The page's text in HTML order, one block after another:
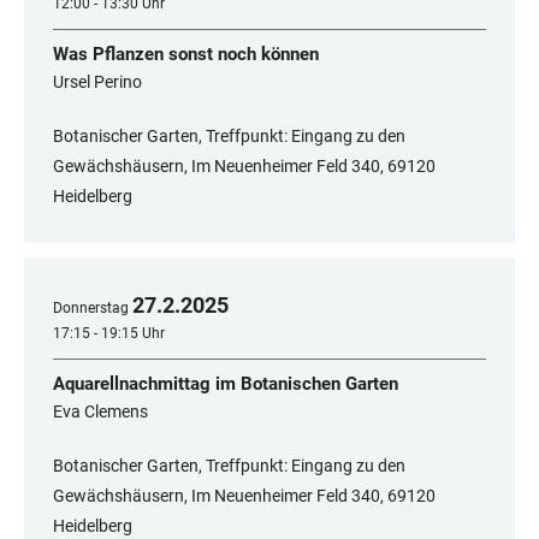
12:00 - 13:30 Uhr
Was Pflanzen sonst noch können
Ursel Perino
Botanischer Garten, Treffpunkt: Eingang zu den
Gewächshäusern, Im Neuenheimer Feld 340, 69120
Heidelberg
Donnerstag 27.2.2025
17:15 - 19:15 Uhr
Aquarellnachmittag im Botanischen Garten
Eva Clemens
Botanischer Garten, Treffpunkt: Eingang zu den
Gewächshäusern, Im Neuenheimer Feld 340, ​​​​​​​69120
Heidelberg